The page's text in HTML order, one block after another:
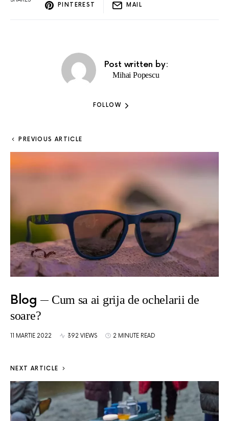
PINTEREST
MAIL
Post written by:
Mihai Popescu
FOLLOW
PREVIOUS ARTICLE
Blog
Cum sa ai grija de ochelarii de
soare?
11 MARTIE 2022 392 VIEWS 2 MINUTE READ
NEXT ARTICLE